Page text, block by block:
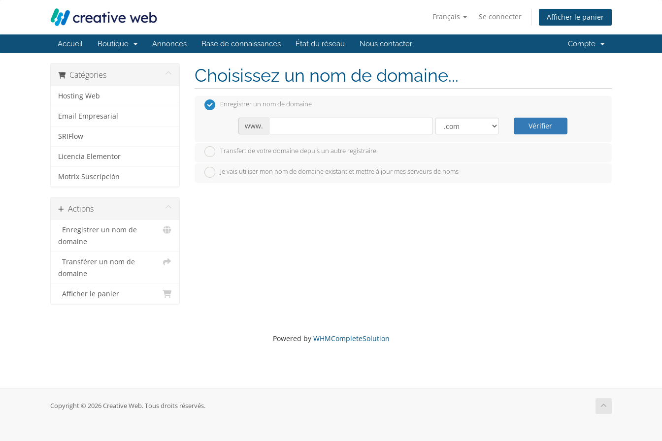
Français Se connecter Afficher le panier
Accueil Boutique Annonces Base de connaissances État du réseau Nous contacter Compte
Catégories
Hosting Web
Email Empresarial
SRIFlow
Licencia Elementor
Motrix Suscripción
Actions
Enregistrer un nom de
domaine
Transférer un nom de
domaine
Afficher le panier
Choisissez un nom de domaine...
Enregistrer un nom de domaine
www. Vérifier
Transfert de votre domaine depuis un autre registraire
Je vais utiliser mon nom de domaine existant et mettre à jour mes serveurs de noms
Powered by WHMCompleteSolution
Copyright © 2026 Creative Web. Tous droits réservés.